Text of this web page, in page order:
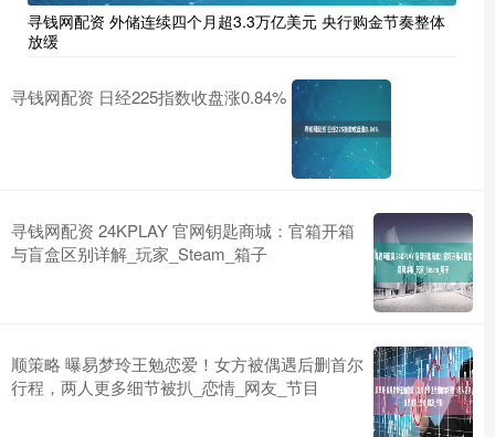
寻钱网配资 外储连续四个月超3.3万亿美元 央行购金节奏整体
放缓
寻钱网配资 日经225指数收盘涨0.84%
寻钱网配资 24KPLAY 官网钥匙商城：官箱开箱
与盲盒区别详解_玩家_Steam_箱子
顺策略 曝易梦玲王勉恋爱！女方被偶遇后删首尔
行程，两人更多细节被扒_恋情_网友_节目